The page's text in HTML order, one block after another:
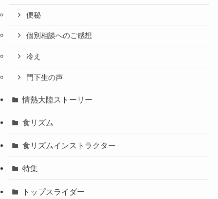
便秘
個別相談へのご感想
冷え
門下生の声
情熱大陸ストーリー
食リズム
食リズムインストラクター
特集
トップスライダー